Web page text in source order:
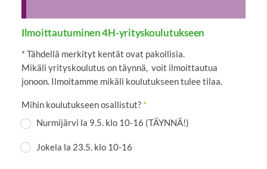
Ilmoittautuminen 4H-yrityskoulutukseen
* Tähdellä merkityt kentät ovat pakollisia.
Mikäli yrityskoulutus on täynnä, voit ilmoittautua
jonoon. Ilmoitamme mikäli koulutukseen tulee tilaa.
Mihin koulutukseen osallistut?*
Nurmijärvi la 9.5. klo 10-16 (TÄYNNÄ!)
Jokela la 23.5. klo 10-16